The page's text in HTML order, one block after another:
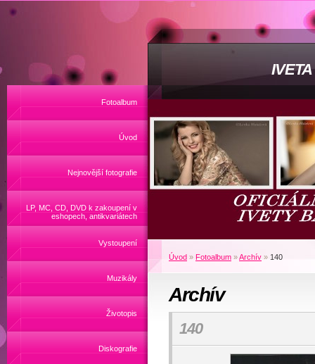
Fotoalbum
Úvod
Nejnovější fotografie
LP, MC, CD, DVD k zakoupení v
eshopech, antikvariátech
Vystoupení
Muzikály
Životopis
Diskografie
Úvod » Fotoalbum »Archív » 140
Archív
140